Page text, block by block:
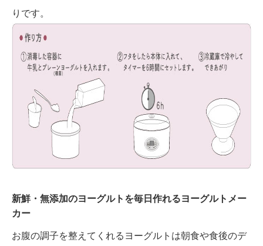
りです。
新鮮・無添加のヨーグルトを毎日作れるヨーグルトメー
カー
お腹の調子を整えてくれるヨーグルトは朝食や食後のデ